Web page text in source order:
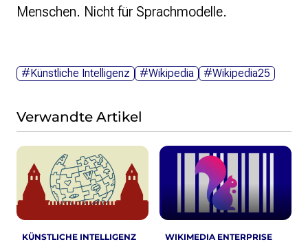
Menschen. Nicht für Sprachmodelle.
#Künstliche Intelligenz #Wikipedia #Wikipedia25
Verwandte Artikel
KÜNSTLICHE INTELLIGENZ WIKIMEDIA ENTERPRISE